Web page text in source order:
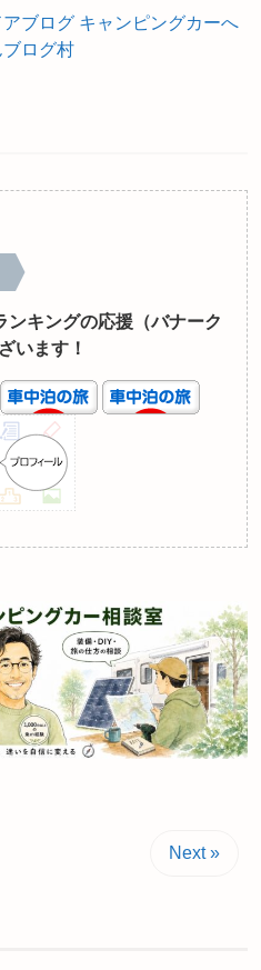
ログ村
ンキングの応援（バナーク
います！
Next »